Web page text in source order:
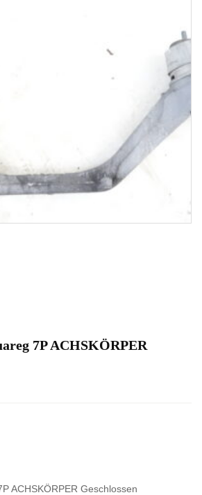
7P ACHSKÖRPER
ACHSKÖRPER Geschlossen